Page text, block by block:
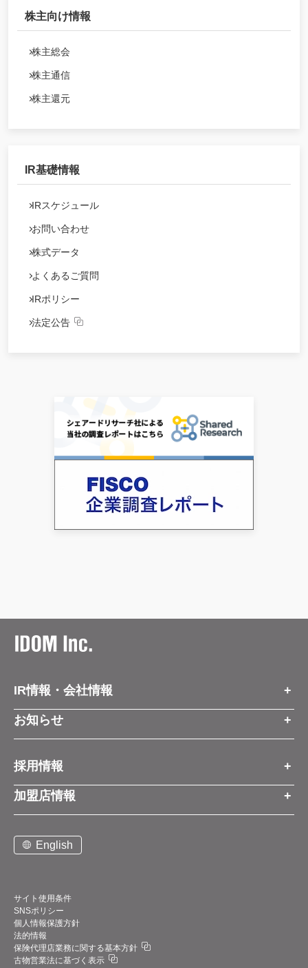
株主向け情報
株主総会
株主通信
株主還元
IR基礎情報
IRスケジュール
お問い合わせ
株式データ
よくあるご質問
IRポリシー
法定公告
IR情報・会社情報
IR情報トップ
会社情報
お知らせ
経営方針
事業展開
中期経営計画
デジタルトランスフォーメーション（DX）
業績・財務情報
お知らせ
プレスリリース
コーポレートブログ
お問い合わせ
採用情報
採用情報トップ
新卒営業職
中途営業職
新卒・中途アフターサービス職
アルバイト
加盟店情報
ご契約までの流れと費用
仕組みメリット
加盟店紹介
お問い合わせ
English
サイト使用条件
SNSポリシー
個人情報保護方針
法的情報
保険代理店業務に関する基本方針
古物営業法に基づく表示